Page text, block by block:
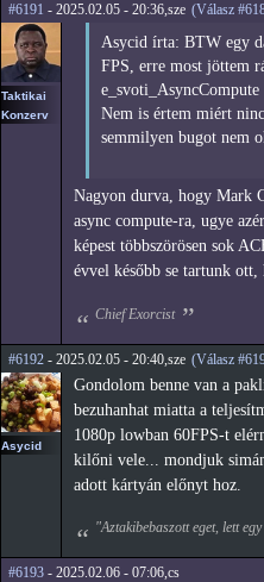
#6191 - 2025.02.05 - 20:36,sze (Válasz
Taktikai
Konzerv
Asycid írta: BTW egy
FPS, erre most jöttem
e_svoti_AsyncCompute
Nem is értem miért
semmilyen bugot nem
Nagyon durva, hogy Mark
async compute-ra, ugye
képest többszörösen sok
évvel később se tartunk ott,
Chief Exorcist
#6192 - 2025.02.05 - 20:40,sze (Válasz
Asycid
Gondolom benne van a
bezuhanhat miatta a
1080p lowban 60FPS-t
kilőni vele... mondjuk
adott kártyán előnyt hoz.
"Aztakibebaszott eget, lett
#6193 - 2025.02.06 - 07:06,cs